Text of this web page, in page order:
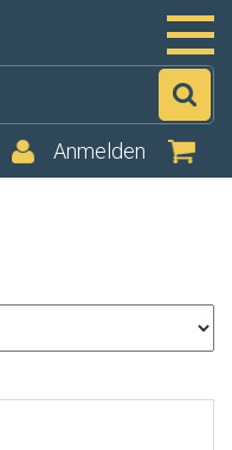
Anmelden